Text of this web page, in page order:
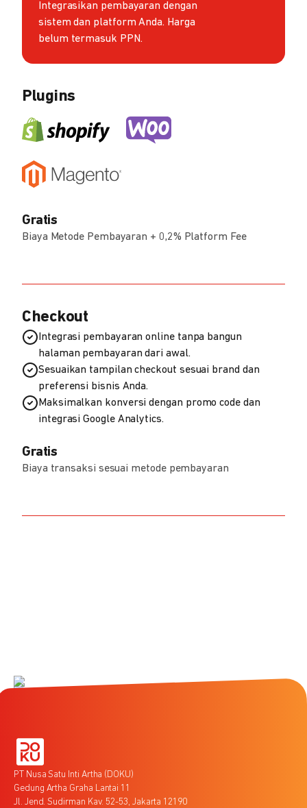
Integrasikan pembayaran dengan
sistem dan platform Anda. Harga
belum termasuk PPN.
Plugins
Gratis
Biaya Metode Pembayaran + 0,2% Platform Fee
Checkout
Integrasi pembayaran online tanpa bangun
halaman pembayaran dari awal.
Sesuaikan tampilan checkout sesuai brand dan
preferensi bisnis Anda.
Maksimalkan konversi dengan promo code dan
integrasi Google Analytics.
Gratis
Biaya transaksi sesuai metode pembayaran
PT Nusa Satu Inti Artha (DOKU)
Gedung Artha Graha Lantai 11
Jl. Jend. Sudirman Kav. 52-53, Jakarta 12190